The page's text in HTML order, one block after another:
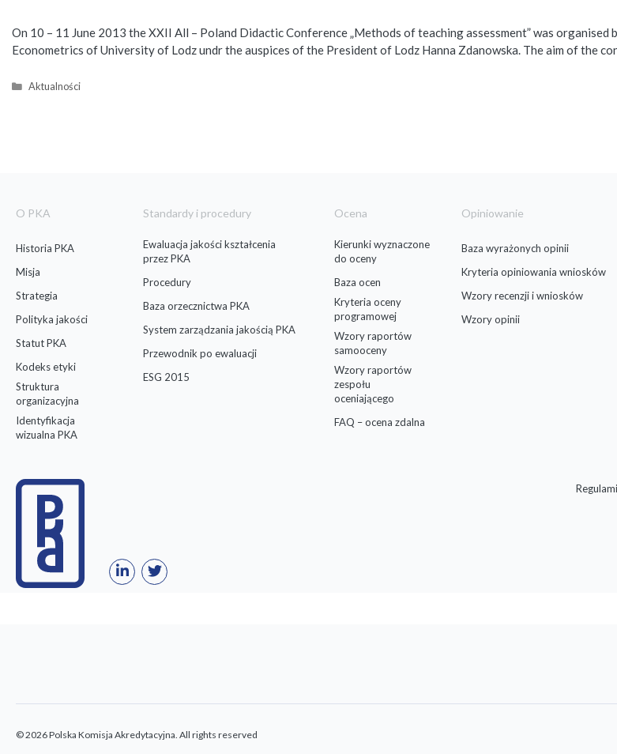
On 10 – 11 June 2013 the XXII All – Poland Didactic Conference „Methods of teaching assessment” was
Econometrics of University of Lodz undr the auspices of the President of Lodz Hanna Zdanowska. The aim of the
Kategorie
Aktualności
O PKA
Historia PKA
Misja
Strategia
Polityka jakości
Statut PKA
Kodeks etyki
Struktura
organizacyjna
Identyfikacja
wizualna PKA
Standardy i procedury
Ewaluacja jakości kształcenia
przez PKA
Procedury
Baza orzecznictwa PKA
System zarządzania jakością PKA
Przewodnik po ewaluacji
ESG 2015
Ocena
Kierunki wyznaczone
do oceny
Baza ocen
Kryteria oceny
programowej
Wzory raportów
samooceny
Wzory raportów
zespołu
oceniającego
FAQ – ocena zdalna
Opiniowanie
Baza wyrażonych opinii
Kryteria opiniowania wniosków
Wzory recenzji i wniosków
Wzory opinii
© 2026 Polska Komisja Akredytacyjna. All rights reserved